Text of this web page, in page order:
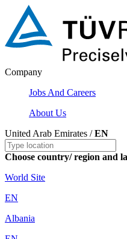
Company
Jobs And Careers
About Us
United Arab Emirates /EN
Choose country/ region and
World Site
EN
Albania